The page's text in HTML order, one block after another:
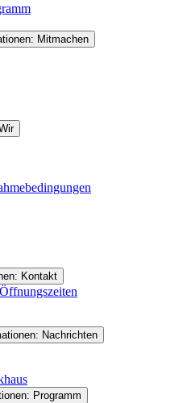
Mitmachen
Kontakt
Nachrichten
Programm